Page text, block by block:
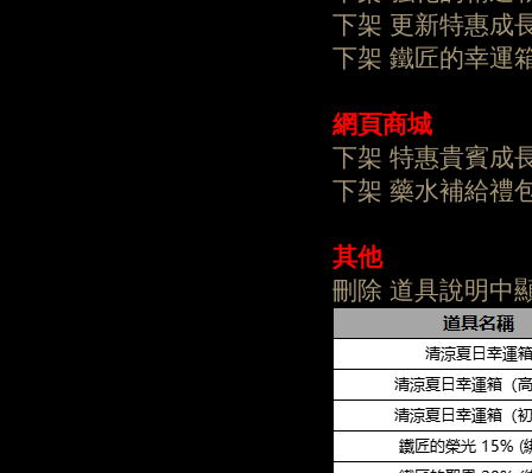
下架 更新特惠成
下架 鐵匠的幸運
網頁商城
下架 特惠貴賓
下架 藥水補
其他
刪除 道具說明中